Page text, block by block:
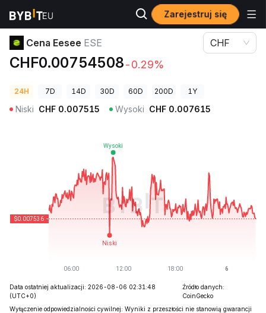
Zarejestruj się
Ceny kryptowalut
Cena Eesee ESE
CHF0.00754508-0.29%
CHF
24H 7D 14D 30D 60D 200D 1Y
Niski CHF 0.007515 Wysoki CHF 0.007615
Data ostatniej aktualizacji: 2026-08-06 02:31:48
(UTC+0)
Źródło danych:
CoinGecko
Wyłączenie odpowiedzialności cywilnej: Wyniki z przeszłości nie stanowią gwarancji